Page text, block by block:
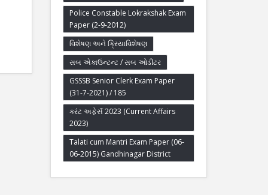
Police Constable Lokrakshak Exam
Paper (2-9-2012)
વિશેષણ અને ક્રિયાવિશેષણ
સબ એકાઉન્ટન્ટ / સબ ઓડીટર
GSSSB Senior Clerk Exam Paper
(31-7-2021) / 185
કરંટ અફેર્સ 2023 (Current Affairs
2023)
Talati cum Mantri Exam Paper (06-
06-2015) Gandhinagar District